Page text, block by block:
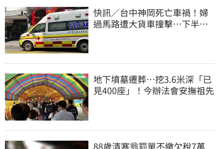
快訊／台中神岡死亡車禍！婦
過馬路遭大貨車撞擊…下半身
地下墳墓遷葬…挖3.6米深「已
見400座」！今辦法會安撫祖先
88歲清寒翁罰單不繳欠稅7萬